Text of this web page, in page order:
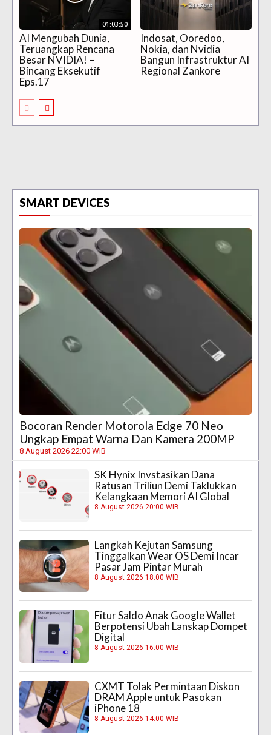
01:03:50
AI Mengubah Dunia,
Teruangkap Rencana
Besar NVIDIA! –
Bincang Eksekutif
Eps.17
Indosat, Ooredoo,
Nokia, dan Nvidia
Bangun Infrastruktur AI
Regional Zankore
SMART DEVICES
Bocoran Render Motorola Edge 70 Neo
Ungkap Empat Warna Dan Kamera 200MP
8 August 2026 22:00 WIB
SK Hynix Invstasikan Dana
Ratusan Triliun Demi Taklukkan
Kelangkaan Memori AI Global
8 August 2026 20:00 WIB
Langkah Kejutan Samsung
Tinggalkan Wear OS Demi Incar
Pasar Jam Pintar Murah
8 August 2026 18:00 WIB
Fitur Saldo Anak Google Wallet
Berpotensi Ubah Lanskap Dompet
Digital
8 August 2026 16:00 WIB
CXMT Tolak Permintaan Diskon
DRAM Apple untuk Pasokan
iPhone 18
8 August 2026 14:00 WIB